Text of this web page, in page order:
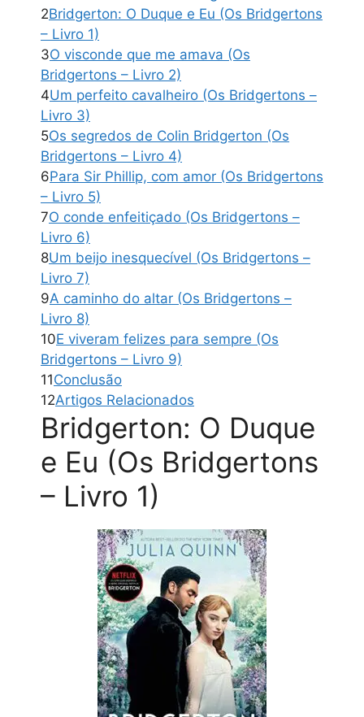
2Bridgerton: O Duque e Eu (Os Bridgertons
– Livro 1)
3O visconde que me amava (Os
Bridgertons – Livro 2)
4Um perfeito cavalheiro (Os Bridgertons –
Livro 3)
5Os segredos de Colin Bridgerton (Os
Bridgertons – Livro 4)
6Para Sir Phillip, com amor (Os Bridgertons
– Livro 5)
7O conde enfeitiçado (Os Bridgertons –
Livro 6)
8Um beijo inesquecível (Os Bridgertons –
Livro 7)
9A caminho do altar (Os Bridgertons –
Livro 8)
10E viveram felizes para sempre (Os
Bridgertons – Livro 9)
11Conclusão
12Artigos Relacionados
Bridgerton: O Duque
e Eu (Os Bridgertons
– Livro 1)